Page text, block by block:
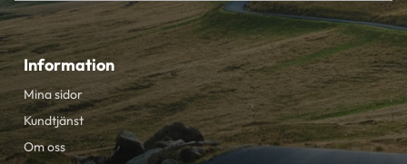
Information
Mina sidor
Kundtjänst
Om oss